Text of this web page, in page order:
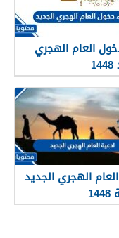
العام الهجري
الهجري الجديد